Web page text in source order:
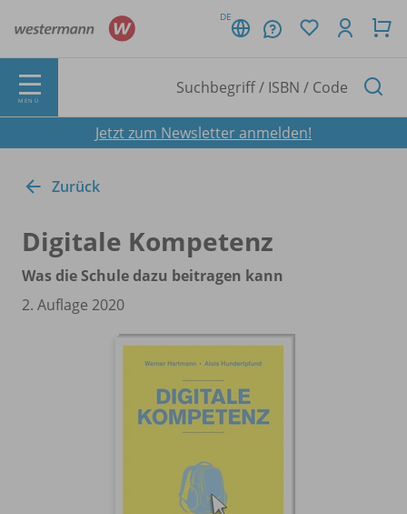
DE
MENÜ
Jetzt zum Newsletter anmelden!
Zurück
Digitale Kompetenz
Was die Schule dazu beitragen kann
2. Auflage 2020